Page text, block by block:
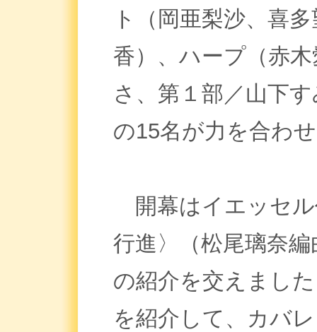
ト（岡亜梨沙、喜
香）、ハープ（赤
さ、第１部／山下
の15名が力を合わ
開幕はイエッセ
行進〉（松尾璃奈
の紹介を交えまし
を紹介して、カバ